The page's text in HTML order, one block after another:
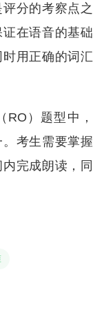
分的考察点之
在语音的基础
时用正确的词汇
RO）题型中，
考生需要掌握
完成朗读，同